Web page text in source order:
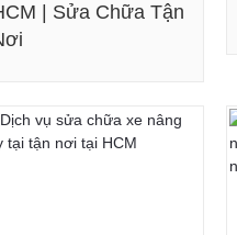
| Sửa Chữa Tận